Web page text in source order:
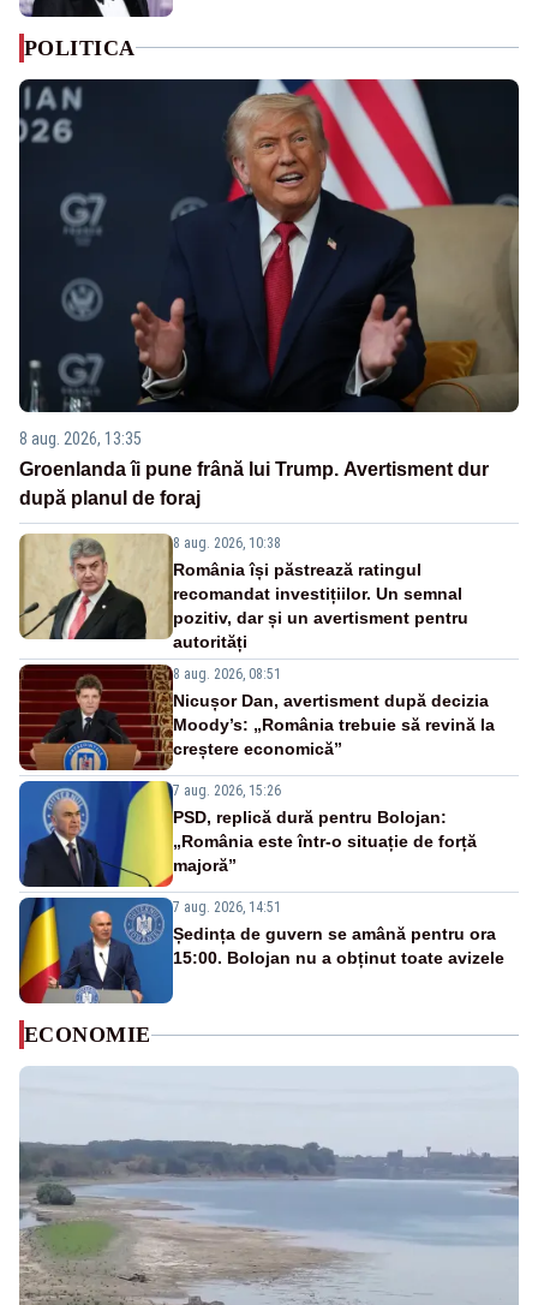
POLITICA
8 aug. 2026, 13:35
Groenlanda îi pune frână lui Trump. Avertisment dur
după planul de foraj
8 aug. 2026, 10:38
România își păstrează ratingul
recomandat investițiilor. Un semnal
pozitiv, dar și un avertisment pentru
autorități
8 aug. 2026, 08:51
Nicușor Dan, avertisment după decizia
Moody’s: „România trebuie să revină la
creștere economică”
7 aug. 2026, 15:26
PSD, replică dură pentru Bolojan:
„România este într-o situație de forță
majoră”
7 aug. 2026, 14:51
Ședința de guvern se amână pentru ora
15:00. Bolojan nu a obținut toate avizele
ECONOMIE